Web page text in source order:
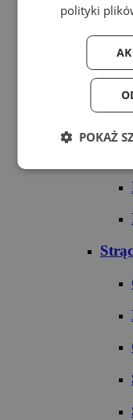
polityki
POKAŻ